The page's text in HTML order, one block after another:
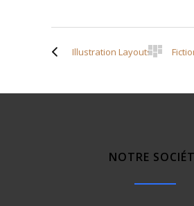
Illustration Layouts
NOTRE